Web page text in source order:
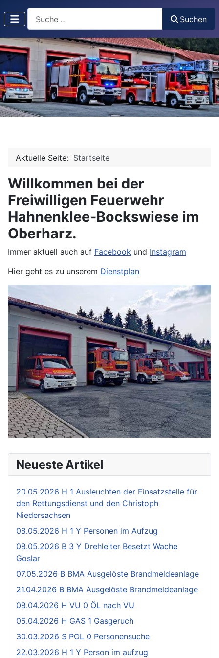
Suchen
Aktuelle Seite: Startseite
Willkommen bei der
Freiwilligen Feuerwehr
Hahnenklee-Bockswiese im
Oberharz.
Immer aktuell auch auf Facebook und Instagram
Hier geht es zu unserem Dienstplan
Neueste Artikel
20.05.2026 H 1 Ausleuchten der Einsatzstelle für
den Rettungsdienst und den Christoph
Niedersachsen
08.05.2026 H 1 Y Personen im Aufzug
08.05.2026 B 3 Y Drehleiter Besetzt Wache
Goslar
07.05.2026 B BMA Ausgelöste Brandmeldeanlage
21.04.2026 B BMA Ausgelöste Brandmeldeanlage
08.04.2026 H VU 0 ÖL nach VU
05.04.2026 H GAS 1 Gasgeruch
30.03.2026 S POL 0 Personensuche
22.03.2026 H 1 Y Person im aufzug